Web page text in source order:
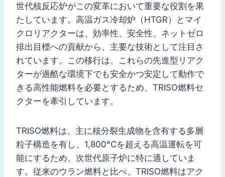
世代核反応炉がこの変革において重要な役割を果
たしています。高温ガス冷却炉（HTGR）とマイ
クロリアクターは、効率性、安全性、ネットゼロ
排出目標への貢献から、主要な技術として注目さ
れています。この移行は、これらの先進型リアク
ターが過酷な環境下でも安全かつ安定して動作で
きる高性能燃料を必要とするため、TRISO燃料セ
クターを牽引しています。
TRISO燃料は、主に核分裂生成物を含有する多層
粒子構造を有し、1,800°Cを超える高温運転を可
能にするため、次世代原子炉に特に適していま
す。従来のウラン燃料と比べ、TRISO燃料はアク